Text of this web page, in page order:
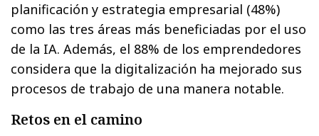
planificación y estrategia empresarial (48%)
como las tres áreas más beneficiadas por el uso
de la IA. Además, el 88% de los emprendedores
considera que la digitalización ha mejorado sus
procesos de trabajo de una manera notable.
Retos en el camino